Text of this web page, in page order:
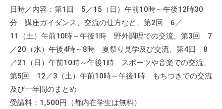
な
ど
業
を
お
こ
な
日時／内容：第1回 5／15（日）午前10時～午後12時30
分 講座ガイダンス、交流の仕方など、第2回 6／
11（土）午前10時～午後1時 野外調理での交流、第3回 7
／20（水）午後4時～8時 夏祭り見学及び交流、第4回 8
／21（日）午前10時～午後1時 スポーツや音楽での交流、
第5回 12／3（土）午前10時～午後1時 もちつきでの交流
及び一年間のまとめ
受講料：1,500円（都内在学生は無料）